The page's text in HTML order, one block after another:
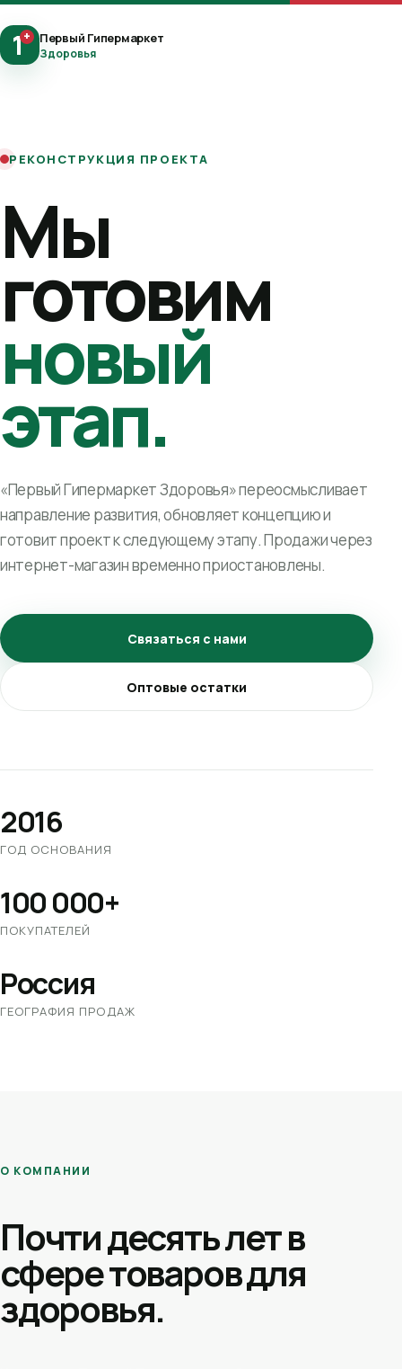
1+ Первый Гипермаркет
Здоровья
РЕКОНСТРУКЦИЯ ПРОЕКТА
Мы
готовим
новый
этап.
«Первый Гипермаркет Здоровья» переосмысливает
направление развития, обновляет концепцию и
готовит проект к следующему этапу. Продажи через
интернет-магазин временно приостановлены.
Связаться с нами
Оптовые остатки
2016
ГОД ОСНОВАНИЯ
100 000+
ПОКУПАТЕЛЕЙ
Россия
ГЕОГРАФИЯ ПРОДАЖ
О КОМПАНИИ
Почти десять лет в
сфере товаров для
здоровья.